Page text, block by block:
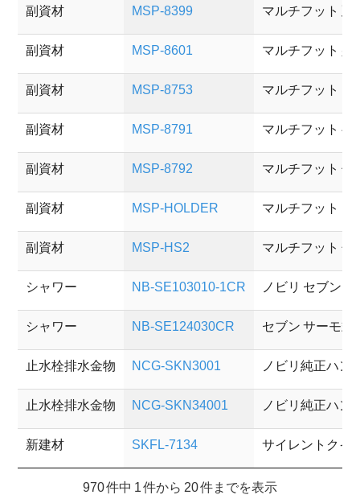
副資材 MSP-8399 マルチフット
副資材 MSP-8601 マルチフット 壁
副資材 MSP-8753 マルチフット ト
副資材 MSP-8791 マルチフット
副資材 MSP-8792 マルチフット 低
副資材 MSP-HOLDER マルチフット タ
副資材 MSP-HS2 マルチフット 勾
シャワー NB-SE103010-1CR ノビリ セブン
シャワー NB-SE124030CR セブン サーモ
止水栓排水金物 NCG-SKN3001 ノビリ純正ハン
止水栓排水金物 NCG-SKN34001 ノビリ純正ハ
新建材 SKFL-7134 サイレントクイ
970 件中 1 件から 20 件までを表示